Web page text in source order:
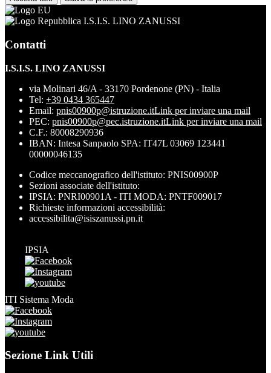
I.S.I.S. LINO ZANUSSI
Contatti
I.S.I.S. LINO ZANUSSI
via Molinari 46/A - 33170 Pordenone (PN) - Italia
Tel: +39 0434 365447
Email: pnis00900p@istruzione.itLink per inviare una mail
PEC: pnis00900p@pec.istruzione.itLink per inviare una mail
C.F.: 80008290936
IBAN: Intesa Sanpaolo SPA: IT47L 03069 123441
00000046135
Codice meccanografico dell'istituto: PNIS00900P
Sezioni associate dell'istituto:
IPSIA: PNRI00901A - ITI MODA: PNTF009017
Richieste informazioni accessibilità:
accessibilita@isiszanussi.pn.it
IPSIA
ITI Sistema Moda
Sezione Link Utili